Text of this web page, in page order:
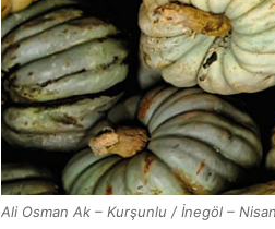
Ali Osman Ak – Kurşunlu / İnegöl –